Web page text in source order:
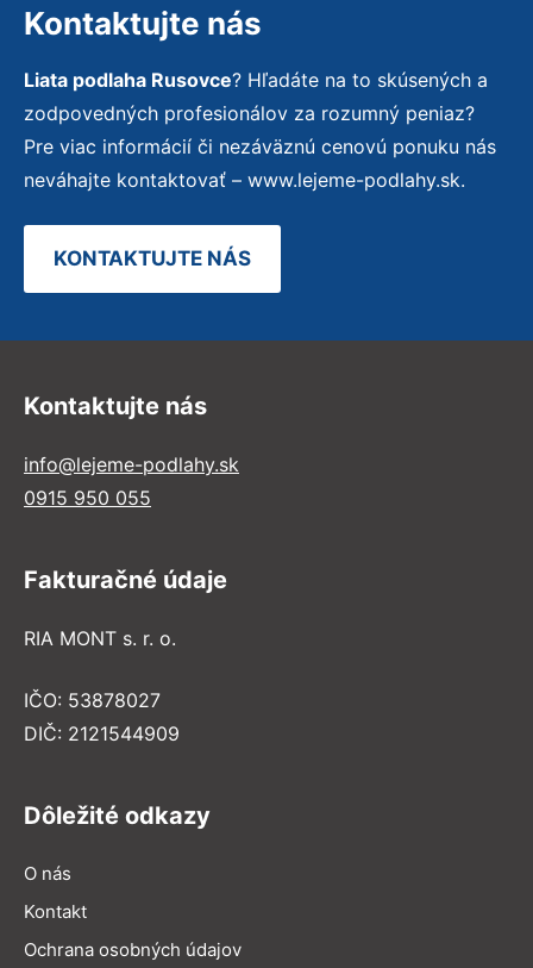
Kontaktujte nás
Liata podlaha Rusovce? Hľadáte na to skúsených a
zodpovedných profesionálov za rozumný peniaz?
Pre viac informácií či nezáväznú cenovú ponuku nás
neváhajte kontaktovať – www.lejeme-podlahy.sk.
KONTAKTUJTE NÁS
Kontaktujte nás
info@lejeme-podlahy.sk
0915 950 055
Fakturačné údaje
RIA MONT s. r. o.
IČO: 53878027
DIČ: 2121544909
Dôležité odkazy
O nás
Kontakt
Ochrana osobných údajov